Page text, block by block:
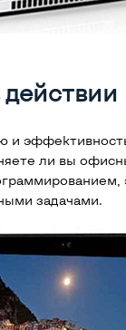
и
ли вы
задачами.